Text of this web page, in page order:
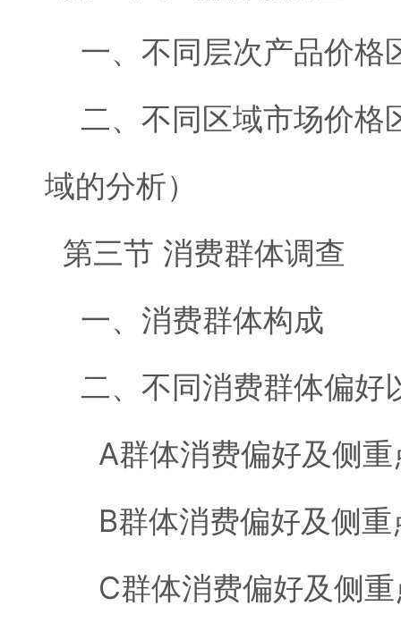
一、不同层次产品价格
二、不同区域市场价格
域的分析）
第三节 消费群体调查
一、消费群体构成
二、不同消费群体偏好
A群体消费偏好及侧重
B群体消费偏好及侧重
C群体消费偏好及侧重